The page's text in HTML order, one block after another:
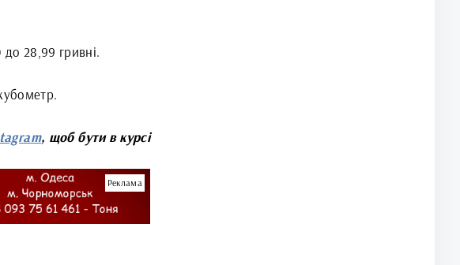
до 28,99 гривні.
, щоб бути в курсі
Реклама